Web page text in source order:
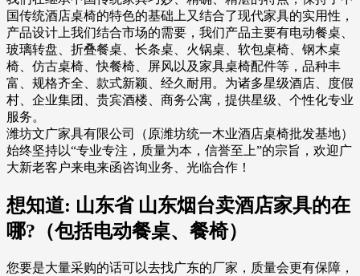
国传统酒店桌椅的特色的基础上又结合了现代家具的实用性，
产品设计上我们结合市场的需要，我们产品主要有电动餐桌、
玻璃转盘、折叠餐桌、长条桌、火锅桌、软包桌椅、钢木桌
椅、仿古桌椅、快餐椅、屏风以及家具桌椅配件等，品种丰
富、规格齐全、款式新颖、经久耐用。为诸多星级酒店、度假
村、企业集团、贵宾酒楼、商务公寓，提供星级、个性化专业
服务。
潍坊文广家具有限公司（原潍坊统一木业酒店桌椅批发基地）
始终坚持以“专业专注，质量为本，信誉至上”的宗旨，欢迎广
大新老客户来电来函咨询业务、光临合作！
想知道: 山东省 山东烟台卖酒店家具的在
哪?（包括电动餐桌、餐椅）
您要是大量采购的话可以去找广东的厂家，质量会更有保障，